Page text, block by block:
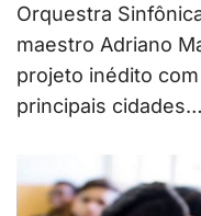
Orquestra
maestro Adriano
projeto inédito
principais cidades…